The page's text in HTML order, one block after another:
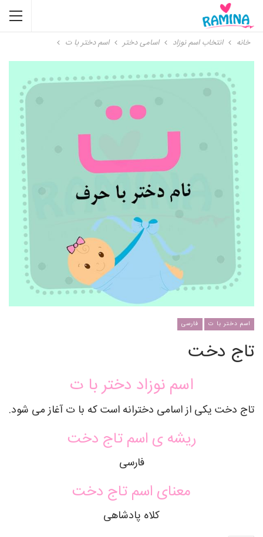
خانه انتخاب اسم نوزاد اسامی دختر اسم دختر با ت
اسم دختر با ت فارسی
تاج دخت
اسم نوزاد دختر با ت
تاج دخت یکی از اسامی دخترانه است که با ت آغاز می شود.
ریشه ی اسم تاج دخت
فارسی
معنای اسم تاج دخت
کلاه پادشاهی